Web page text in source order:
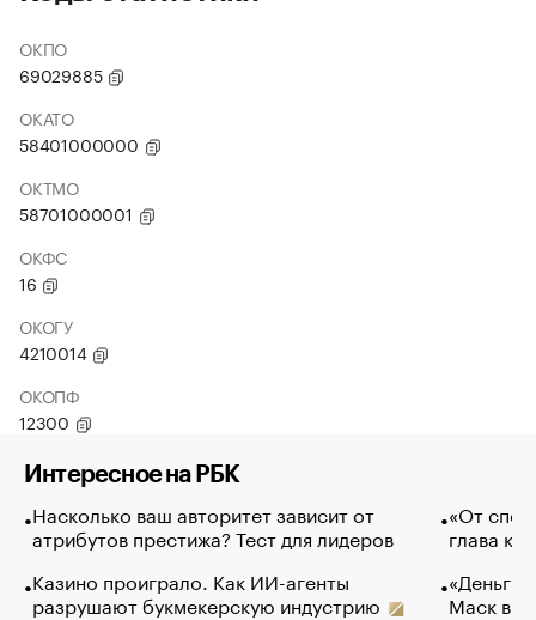
ОКПО
69029885
ОКАТО
58401000000
ОКТМО
58701000001
ОКФС
16
ОКОГУ
4210014
ОКОПФ
12300
Интересное на РБК
Насколько ваш авторитет зависит от
атрибутов престижа? Тест для лидеров
Казино проиграло. Как ИИ-агенты
разрушают букмекерскую индустрию
«От
глава
«Деньги
Маск в